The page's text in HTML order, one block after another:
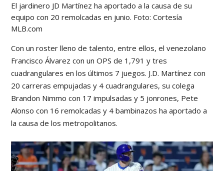
El jardinero JD Martínez ha aportado a la causa de su
equipo con 20 remolcadas en junio. Foto: Cortesía
MLB.com
Con un roster lleno de talento, entre ellos, el venezolano
Francisco Álvarez con un OPS de 1,791 y tres
cuadrangulares en los últimos 7 juegos. J.D. Martínez con
20 carreras empujadas y 4 cuadrangulares, su colega
Brandon Nimmo con 17 impulsadas y 5 jonrones, Pete
Alonso con 16 remolcadas y 4 bambinazos ha aportado a
la causa de los metropolitanos.